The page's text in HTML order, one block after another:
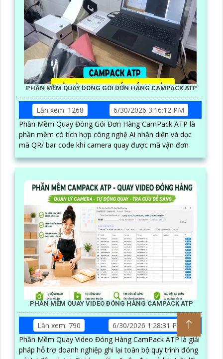
PHẦN MỀM QUAY ĐÓNG GÓI ĐƠN HÀNG CAMPACK ATP
Lần xem: 1268
6/30/2026 3:16:12 PM
Phần Mềm Quay Đóng Gói Đơn Hàng CamPack ATP là
phần mềm có tích hợp công nghệ Ai nhận diện và dọc
mã QR/ bar code khi camera quay được mã vận đơn
PHẦN MỀM QUAY VIDEO ĐÓNG HÀNG CAMPACK ATP
Lần xem: 790
6/30/2026 1:28:31 PM
Phần Mềm Quay Video Đóng Hàng CamPack ATP là giải
pháp hỗ trợ doanh nghiệp ghi lại toàn bộ quy trình đóng